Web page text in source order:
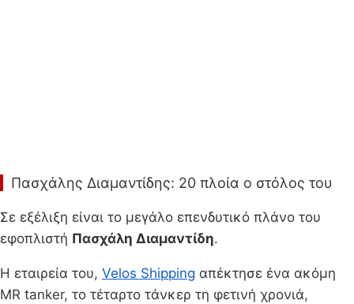
Πασχάλης Διαμαντίδης: 20 πλοία ο στόλος του
Σε εξέλιξη είναι το μεγάλο επενδυτικό πλάνο του
εφοπλιστή Πασχάλη Διαμαντίδη.
Η εταιρεία του, Velos Shipping απέκτησε ένα ακόμη
MR tanker, το τέταρτο τάνκερ τη φετινή χρονιά,